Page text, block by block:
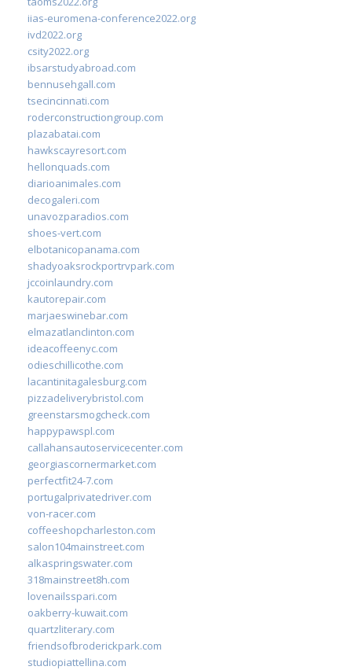
iias-euromena-conference2022.org
ivd2022.org
csity2022.org
ibsarstudyabroad.com
bennusehgall.com
tsecincinnati.com
roderconstructiongroup.com
plazabatai.com
hawkscayresort.com
hellonquads.com
diarioanimales.com
decogaleri.com
unavozparadios.com
shoes-vert.com
elbotanicopanama.com
shadyoaksrockportrvpark.com
jccoinlaundry.com
kautorepair.com
marjaeswinebar.com
elmazatlanclinton.com
ideacoffeenyc.com
odieschillicothe.com
lacantinitagalesburg.com
pizzadeliverybristol.com
greenstarsmogcheck.com
happypawspl.com
callahansautoservicecenter.com
georgiascornermarket.com
perfectfit24-7.com
portugalprivatedriver.com
von-racer.com
coffeeshopcharleston.com
salon104mainstreet.com
alkaspringswater.com
318mainstreet8h.com
lovenailsspari.com
oakberry-kuwait.com
quartzliterary.com
friendsofbroderickpark.com
studiopiattellina.com